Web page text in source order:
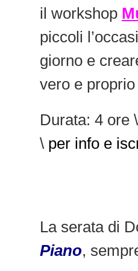
il workshop
piccoli
giorno e
vero e
Durata: 4 ore
\ per info e
La serata di
Piano,